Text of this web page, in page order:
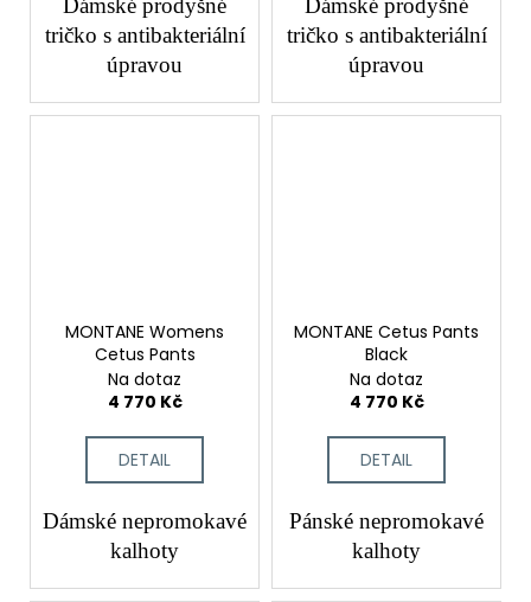
Dámské prodyšné
tričko s antibakteriální
úpravou
Dámské prodyšné
tričko s antibakteriální
úpravou
MONTANE Womens
Cetus Pants
Na dotaz
4 770 Kč
DETAIL
Dámské nepromokavé
kalhoty
MONTANE Cetus Pants
Black
Na dotaz
4 770 Kč
DETAIL
Pánské nepromokavé
kalhoty